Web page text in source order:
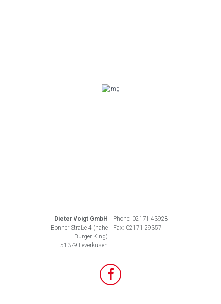
Phone: 02171 43928
Fax: 02171 29357
Dieter Voigt GmbH
Bonner Straße 4 (nahe
Burger King)
51379 Leverkusen